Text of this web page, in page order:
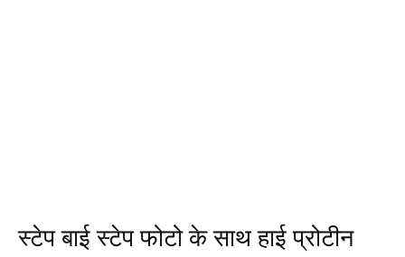
स्टेप बाई स्टेप फोटो के साथ हाई प्रोटीन